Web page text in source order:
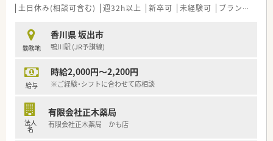
環境です。
ています。
■電子薬歴や自動分包機など、最新の設備を導入し業務効率化を
図っています。
【こんな取り組みをしています】
■業界初のMI研修を導入し、患者様の心に寄り添う対話力を強
も安心です。
■全店舗に医療安全の専門家を配置し、「絶対安全」な環境を追
土日休み(相談可含む) 週32h以上 新卒可 未経験可 ブランク可
勤務地
香川県 坂出市
鴨川駅 (JR予讃線)
給与
時給2,000円～2,200円
※ご経験・シフトに合わせて応相談
法人
名
有限会社正木薬局
有限会社正木薬局 かも店